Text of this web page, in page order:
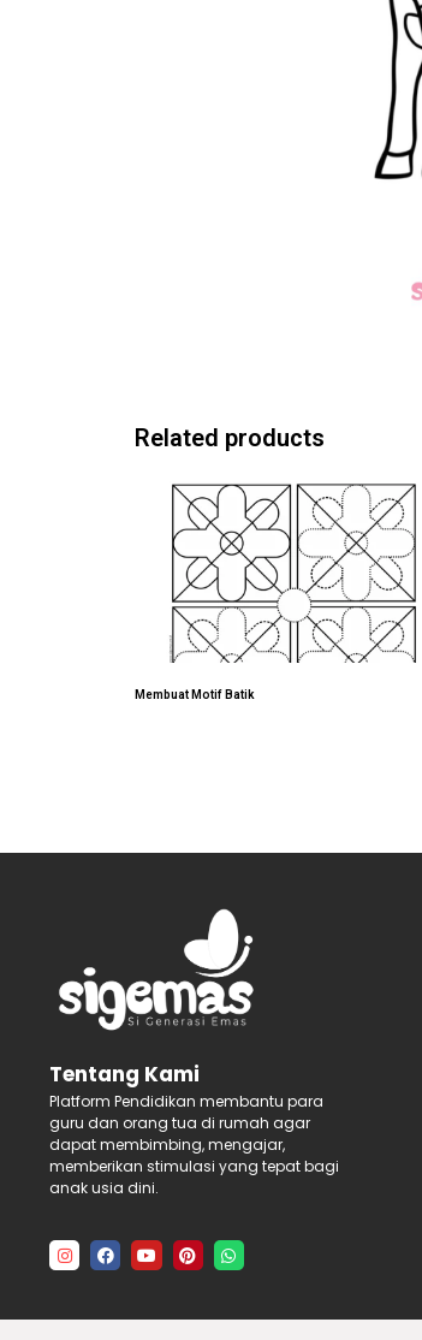
Related products
Membuat Motif Batik
Tentang Kami
Platform Pendidikan membantu para
guru dan orang tua di rumah agar
dapat membimbing, mengajar,
memberikan stimulasi yang tepat bagi
anak usia dini.